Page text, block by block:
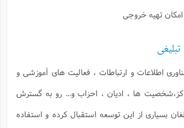
و